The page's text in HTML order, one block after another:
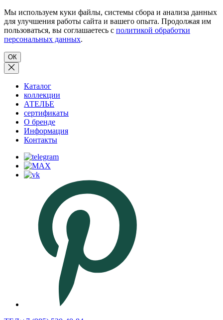
Мы используем куки файлы, системы сбора и анализа данных
для улучшения работы сайта и вашего опыта. Продолжая им
пользоваться, вы соглашаетесь с политикой обработки
персональных данных.
ОК
Каталог
коллекции
АТЕЛЬЕ
сертификаты
О бренде
Информация
Контакты